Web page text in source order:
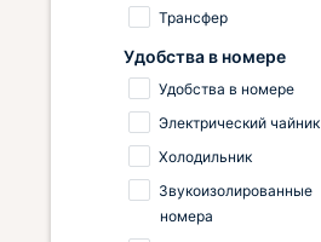
Трансфер
Удобства в номере
Удобства в номере
Электрический чайник
Холодильник
Звукоизолированные
номера